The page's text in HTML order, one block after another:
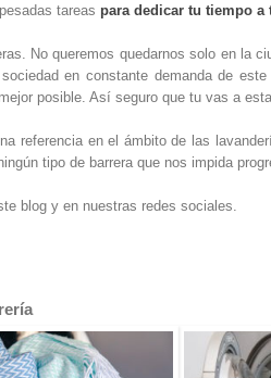
tareas para dedicar tu tiempo
No queremos quedarnos solo en la
en constante demanda de
posible. Así seguro que tu vas a
referencia en el ámbito de las
tipo de barrera que nos impida
blog y en nuestras redes sociales.